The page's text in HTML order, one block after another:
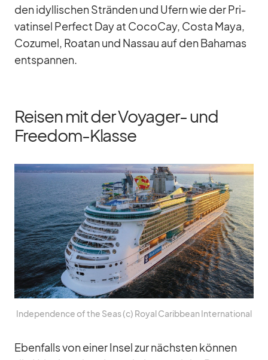
den idyl­li­schen Strän­den und Ufern wie der Pri­
vat­in­sel Per­fect Day at Co­co­Cay, Costa Maya,
Co­zu­mel, Roa­tan und Nas­sau auf den Ba­ha­mas
ent­span­nen.
Reisen mit der Voyager- und
Freedom-Klasse
In­de­pen­dence of the Seas (c) Royal Ca­rib­bean In­ter­na­tio­nal
Eben­falls von ei­ner In­sel zur nächs­ten kön­nen